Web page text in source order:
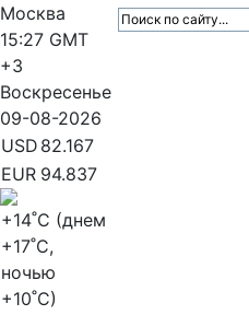
Москва
15:27 GMT
+3
Воскресенье
09-08-2026
USD 82.167
EUR 94.837
+14˚C (днем
+17˚C,
ночью
+10˚C)